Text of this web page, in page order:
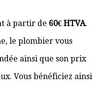
à partir de 60€ HTVA.
le plombier vous
ainsi que son prix
Vous bénéficiez ainsi